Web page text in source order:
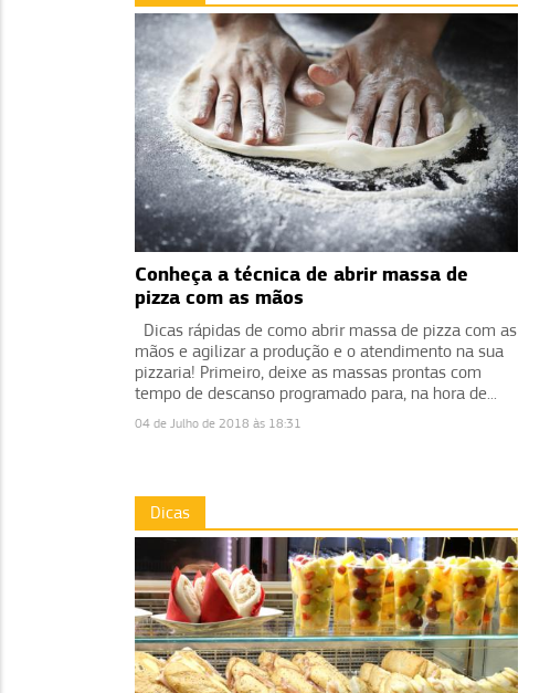
Conheça a técnica de abrir massa de
pizza com as mãos
Dicas rápidas de como abrir massa de pizza com as
mãos e agilizar a produção e o atendimento na sua
pizzaria! Primeiro, deixe as massas prontas com
tempo de descanso programado para, na hora de...
04 de Julho de 2018 às 18:31
Dicas